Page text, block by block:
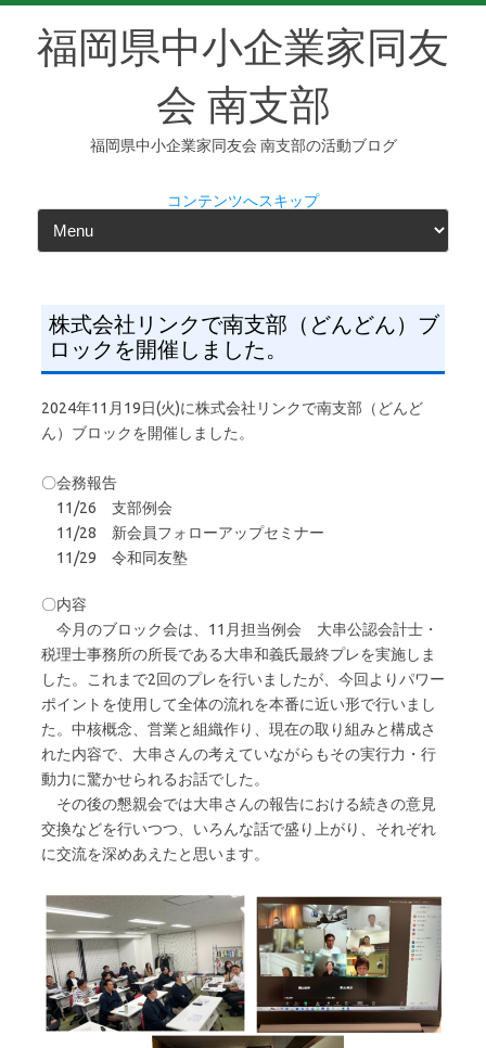
福岡県中小企業家同友
会 南支部
福岡県中小企業家同友会 南支部の活動ブログ
コンテンツへスキップ
株式会社リンクで南支部（どんどん）ブ
ロックを開催しました。
2024年11月19日(火)に株式会社リンクで南支部（どんど
ん）ブロックを開催しました。
〇会務報告
11/26 支部例会
11/28 新会員フォローアップセミナー
11/29 令和同友塾
〇内容
今月のブロック会は、11月担当例会 大串公認会計士・
税理士事務所の所長である大串和義氏最終プレを実施しま
した。これまで2回のプレを行いましたが、今回よりパワー
ポイントを使用して全体の流れを本番に近い形で行いまし
た。中核概念、営業と組織作り、現在の取り組みと構成さ
れた内容で、大串さんの考えていながらもその実行力・行
動力に驚かせられるお話でした。
その後の懇親会では大串さんの報告における続きの意見
交換などを行いつつ、いろんな話で盛り上がり、それぞれ
に交流を深めあえたと思います。